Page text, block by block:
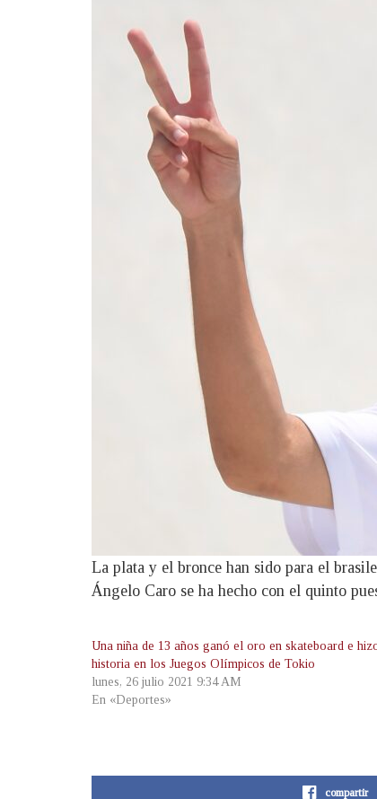
La plata y el bronce han sido para el
Ángelo Caro se ha hecho con el quinto
Una niña de 13 años ganó el oro en skateboard e
historia en los Juegos Olímpicos de Tokio
lunes, 26 julio 2021 9:34 AM
En «Deportes»
compartir